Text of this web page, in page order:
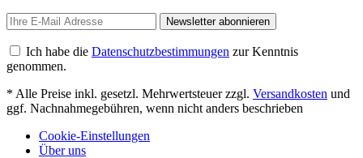
Newsletter abonnieren
Ich habe die Datenschutzbestimmungen zur Kenntnis
genommen.
* Alle Preise inkl. gesetzl. Mehrwertsteuer zzgl. Versandkosten und
ggf. Nachnahmegebühren, wenn nicht anders beschrieben
Cookie-Einstellungen
Über uns